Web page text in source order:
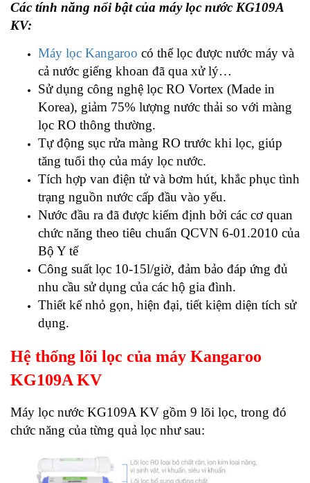
Các tính năng nổi bật của máy lọc nước KG109A
KV:
Máy lọc Kangaroo có thể lọc được nước máy và
cả nước giếng khoan đã qua xử lý…
Sử dụng công nghệ lọc RO Vortex (Made in
Korea), giảm 75% lượng nước thải so với màng
lọc RO thông thường.
Tự động sục rửa màng RO trước khi lọc, giúp
tăng tuổi thọ của máy lọc nước.
Tích hợp van điện tử và bơm hút, khắc phục tình
trạng nguồn nước cấp đầu vào yếu.
Nước đầu ra đã được kiểm định bởi các cơ quan
chức năng theo tiêu chuẩn QCVN 6-01.2010 của
Bộ Y tế
Công suất lọc 10-15l/giờ, đảm bảo đáp ứng đủ
nhu cầu sử dụng của các hộ gia đình.
Thiết kế nhỏ gọn, hiện đại, tiết kiệm diện tích sử
dụng.
Hệ thống lõi lọc của máy Kangaroo
KG109A KV
Máy lọc nước KG109A KV gồm 9 lõi lọc, trong đó
chức năng của từng quả lọc như sau: